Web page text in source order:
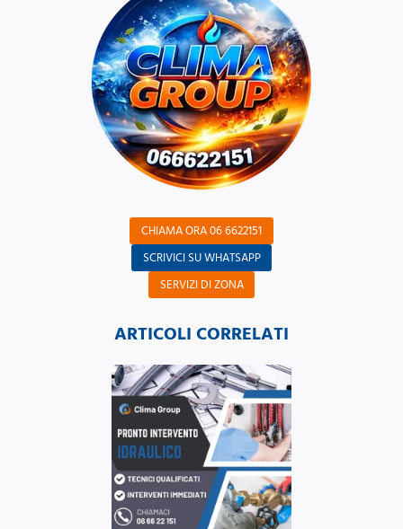
CHIAMA ORA 06 6622151
SCRIVICI SU WHATSAPP
SERVIZI DI ZONA
ARTICOLI CORRELATI